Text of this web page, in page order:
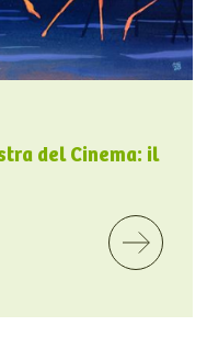
del Cinema: il